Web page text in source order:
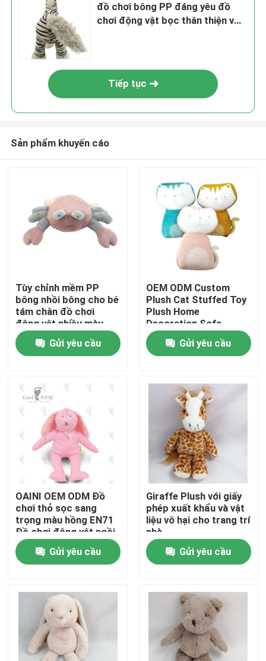
Trang chủ
Các sản phẩm
Video
Về chúng tôi
Tham quan nhà máy
Kiểm soát chất lượng
Liên hệ chúng tôi
Yêu cầu báo giá
Đồ chơi nhồi bông mềm
đồ chơi bông PP đáng yêu đồ
chơi động vật bọc thân thiện với
Tiếp tục
Sản phẩm khuyến cáo
Tùy chỉnh mềm PP
bông nhồi bông cho bé
tám chân đồ chơi
động vật nhiều màu
sắc đồ chơi động vật
cua sang trọng
Gửi yêu cầu
OEM ODM Custom
Plush Cat Stuffed Toy
Plush Home
Decoration Sofa
Pillow Đồ chơi thú vật
siêu mềm nổi tiếng
Gửi yêu cầu
OAINI OEM ODM Đồ
chơi thỏ sọc sang
trọng màu hồng EN71
Đồ chơi động vật ngồi
mềm đáng yêu Đồ chơi
thỏ mềm có thể ôm
Gửi yêu cầu
Giraffe Plush với giấy
phép xuất khẩu và vật
liệu vô hại cho trang trí
nhà
Gửi yêu cầu